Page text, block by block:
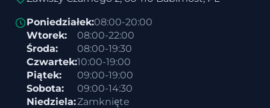
Poniedziałek:08:00-20:00
Wtorek:
08:00-22:00
Środa:
08:00-19:30
Czwartek:10:00-19:00
Piątek:
09:00-19:00
Sobota:
09:00-14:30
Niedziela:Zamknięte